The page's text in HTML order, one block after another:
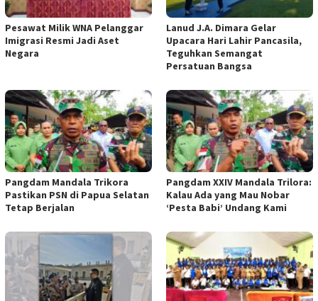
Pesawat Milik WNA Pelanggar
Imigrasi Resmi Jadi Aset
Negara
Lanud J.A. Dimara Gelar
Upacara Hari Lahir Pancasila,
Teguhkan Semangat
Persatuan Bangsa
Pangdam Mandala Trikora
Pastikan PSN di Papua Selatan
Tetap Berjalan
​Pangdam XXIV Mandala Trilora:
Kalau Ada yang Mau Nobar
‘Pesta Babi’ Undang Kami